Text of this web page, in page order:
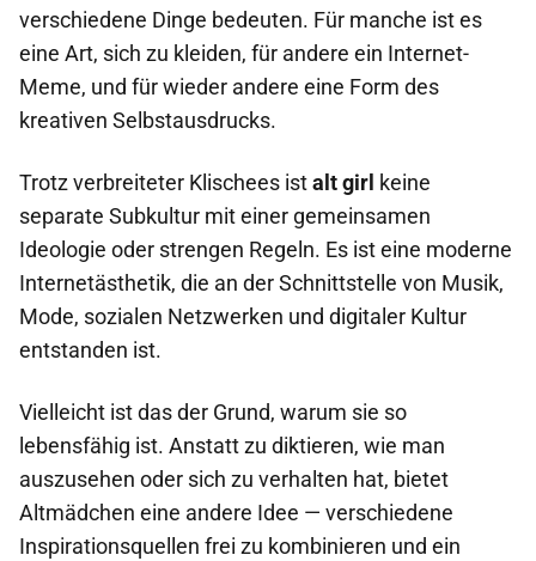
verschiedene Dinge bedeuten. Für manche ist es
eine Art, sich zu kleiden, für andere ein Internet-
Meme, und für wieder andere eine Form des
kreativen Selbstausdrucks.
Trotz verbreiteter Klischees istalt girl keine
separate Subkultur mit einer gemeinsamen
Ideologie oder strengen Regeln. Es ist eine moderne
Internetästhetik, die an der Schnittstelle von Musik,
Mode, sozialen Netzwerken und digitaler Kultur
entstanden ist.
Vielleicht ist das der Grund, warum sie so
lebensfähig ist. Anstatt zu diktieren, wie man
auszusehen oder sich zu verhalten hat, bietet
Altmädchen eine andere Idee — verschiedene
Inspirationsquellen frei zu kombinieren und ein